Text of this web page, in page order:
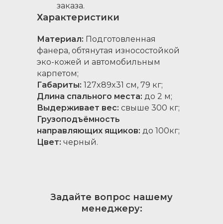
заказа.
Материал: Подготовленная
фанера, обтянутая износостойкой
эко-кожей и автомобильным
карпетом;
Габариты: 127x89x31 см, 79 кг;
Длина спального места: до 2 м;
Выдерживает вес: свыше 300 кг;
Грузоподъёмность
направляющих ящиков: до 100кг;
Цвет: черный.
Характеристики
Задайте вопрос нашему
менеджеру: